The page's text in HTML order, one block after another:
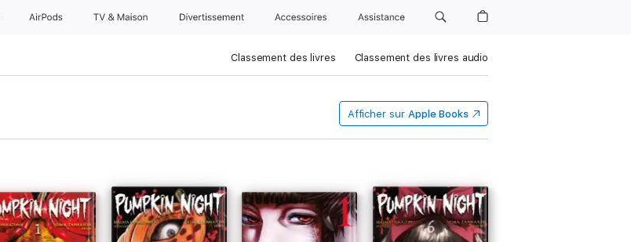
AirPods TV & Maison Divertissements Accessoires Assistance
Classement des livres Classement des livres audio
Afficher sur Apple Books